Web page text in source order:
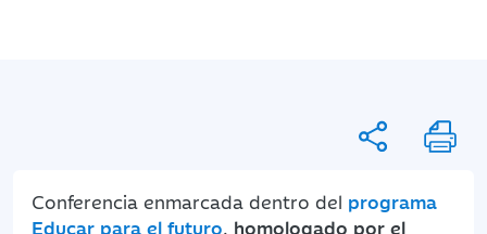
Conferencia enmarcada dentro del programa
Educar para el futuro, homologado por el